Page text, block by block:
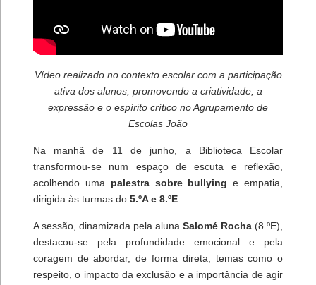
Vídeo realizado no contexto escolar com a participação
ativa dos alunos, promovendo a criatividade, a
expressão e o espírito crítico no Agrupamento de
Escolas João
Na manhã de 11 de junho, a Biblioteca Escolar
transformou-se num espaço de escuta e reflexão,
acolhendo uma palestra sobre bullying e empatia,
dirigida às turmas do 5.ºA e 8.ºE.
A sessão, dinamizada pela alunaSalomé Rocha (8.ºE),
destacou-se pela profundidade emocional e pela
coragem de abordar, de forma direta, temas como o
respeito, o impacto da exclusão e a importância de agir